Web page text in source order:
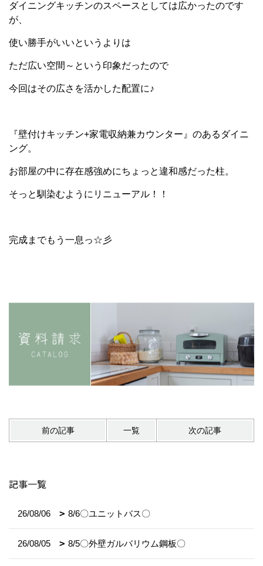
ダイニングキッチンのスペースとしては広かったのです
が、
使い勝手がいいというよりは
ただ広い空間～という印象だったので
今回はその広さを活かした配置に♪
『壁付けキッチン+家電収納兼カウンター』のあるダイニ
ング。
お部屋の中に存在感強めにちょっと違和感だった柱。
そっと馴染むようにリニューアル！！
完成までもう一息っ☆彡
前の記事 一覧 次の記事
記事一覧
26/08/06 8/6〇ユニットバス〇
26/08/05 8/5〇外壁ガルバリウム鋼板〇